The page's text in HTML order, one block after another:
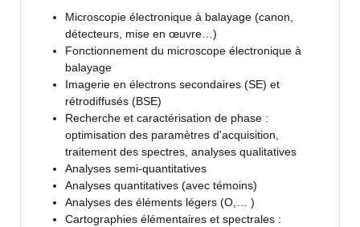
Microscopie électronique à balayage (canon,
détecteurs, mise en œuvre…)
Fonctionnement du microscope électronique à
balayage
Imagerie en électrons secondaires (SE) et
rétrodiffusés (BSE)
Recherche et caractérisation de phase :
optimisation des paramètres d'acquisition,
traitement des spectres, analyses qualitatives
Analyses semi-quantitatives
Analyses quantitatives (avec témoins)
Analyses des éléments légers (O,… )
Cartographies élémentaires et spectrales :